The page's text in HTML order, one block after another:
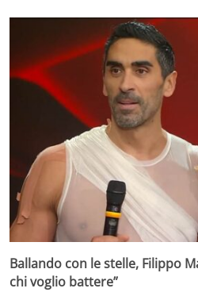
Ballando con le stelle, Filippo
chi voglio battere”